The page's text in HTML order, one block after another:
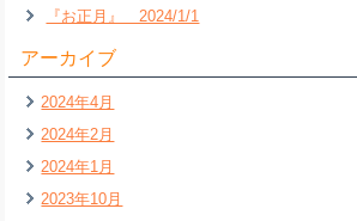
『お正月』 2024/1/1
アーカイブ
2024年4月
2024年2月
2024年1月
2023年10月